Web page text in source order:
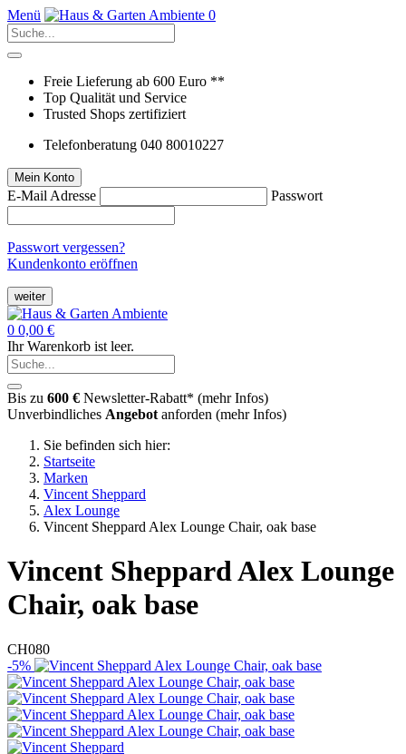
Menü 0
Freie Lieferung ab 600 Euro **
Top Qualität und Service
Trusted Shops zertifiziert
Telefonberatung 040 80010227
Mein Konto
E-Mail Adresse Passwort
Passwort vergessen?
Kundenkonto eröffnen
weiter
0 0,00 €
Ihr Warenkorb ist leer.
Bis zu 600 € Newsletter-Rabatt* (mehr Infos)
Unverbindliches Angebot anforden (mehr Infos)
Sie befinden sich hier:
Startseite
Marken
Vincent Sheppard
Alex Lounge
Vincent Sheppard Alex Lounge Chair, oak base
Vincent SheppardAlex Lounge
Chair, oak base
CH080
-5%